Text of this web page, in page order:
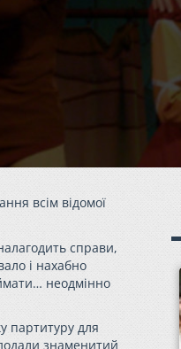
всім відомої
справи,
і нахабно
неодмінно
партитуру для
знаменитий